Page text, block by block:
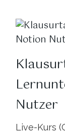
Nutzer
Live-Kurs